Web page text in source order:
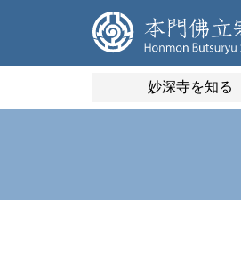
妙深寺を知る